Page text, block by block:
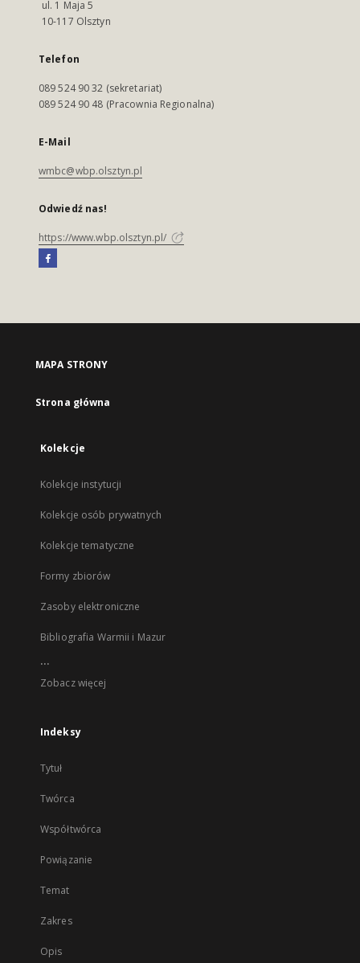
ul. 1 Maja 5
10-117 Olsztyn
Telefon
089 524 90 32 (sekretariat)
089 524 90 48 (Pracownia Regionalna)
E-Mail
wmbc@wbp.olsztyn.pl
Odwiedź nas!
https://www.wbp.olsztyn.pl/
MAPA STRONY
Strona główna
Kolekcje
Kolekcje instytucji
Kolekcje osób prywatnych
Kolekcje tematyczne
Formy zbiorów
Zasoby elektroniczne
Bibliografia Warmii i Mazur
...
Zobacz więcej
Indeksy
Tytuł
Twórca
Współtwórca
Powiązanie
Temat
Zakres
Opis